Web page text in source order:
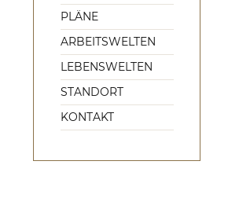
PLÄNE
ARBEITSWELTEN
LEBENSWELTEN
STANDORT
KONTAKT